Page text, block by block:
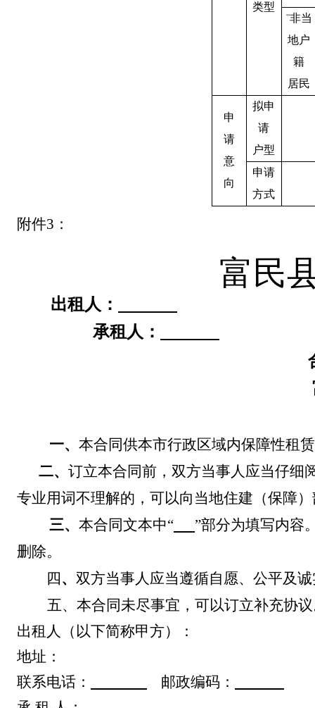
类型
¨非当
地户
籍
居民
申
请
意
向
拟申
请
户型
申请
方式
附件3 ：
富民
出租人：
承租人：
一、 本合同供本市行政区域内保障性租
二、 订立本合同前，双方当事人应当仔细
专业用词不理解的，可以向当地住建（保障
三、 本合同文本中“ ”部分为填写内容
删除。
四、 双方当事人应当遵循自愿、公平及
五、 本合同未尽事宜，可以订立补充协
出租人（以下简称甲方）：
地址：
联系电话：
邮政编码：